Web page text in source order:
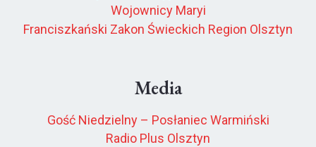
Wojownicy Maryi
Franciszkański Zakon Świeckich Region Olsztyn
Media
Gość Niedzielny – Posłaniec Warmiński
Radio Plus Olsztyn